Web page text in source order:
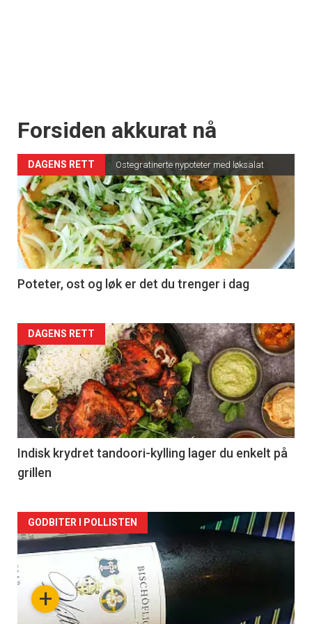
Forsiden akkurat nå
DAGENS RETT Ostegratinerte nypoteter med løksalat
Poteter, ost og løk er det du trenger i dag
Forsiden
akkurat
nå
-
2
DAGENS RETT
Indisk krydret tandoori-kylling lager du enkelt på
grillen
Forsiden
akkurat
nå+
GODBITER I POLLISTEN